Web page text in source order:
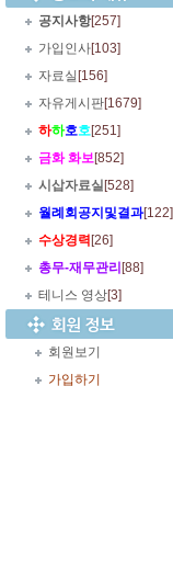
공지사항[257]
가입인사[103]
자료실 [156]
자유게시판[1679]
하하호호[251]
금화 화보[852]
시삽자료실 [528]
월례회공지및결과[122]
수상경력 [26]
총무-재무관리 [88]
테니스 영상[3]
회원보기
가입하기